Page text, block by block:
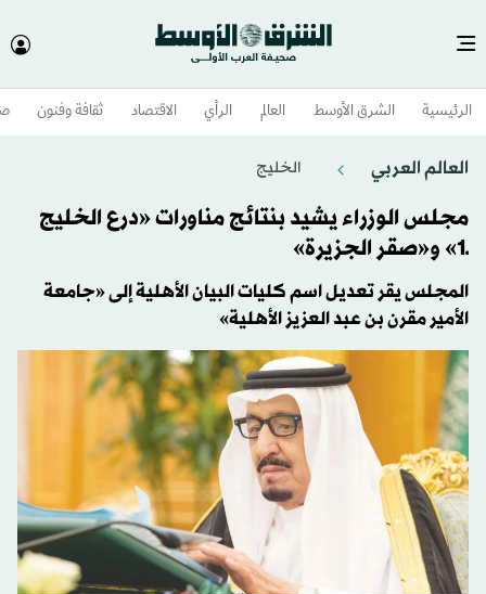
الرئيسية الشرق الأوسط​ العالم الرأي الاقتصاد ثقافة وفنون
العالم العربي الخليج
مجلس الوزراء يشيد بنتائج مناورات «درع الخليج
ـ1» و«صقر الجزيرة»
المجلس يقر تعديل اسم كليات البيان الأهلية إلى «جامعة
الأمير مقرن بن عبد العزيز الأهلية»